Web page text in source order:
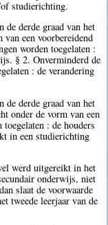
studierichting.
de derde graad van het
een voorbereidend
worden toegelaten :
§ 2. Onverminderd de
: de verandering
de derde graad van het
onder de vorm van een
: de houders
in een studierichting
werd uitgereikt in het
onderwijs, niet
slaat de voorwaarde
tweede leerjaar van de